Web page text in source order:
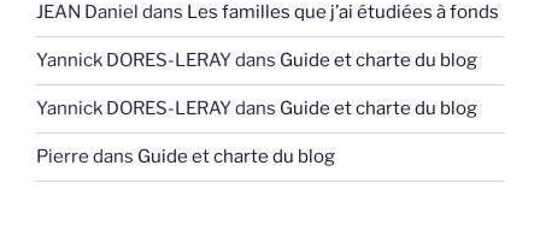
JEAN Daniel dans Les familles que j’ai étudiées à fonds
Yannick DORES-LERAYdans Guide et charte du blog
Yannick DORES-LERAYdans Guide et charte du blog
Pierre dans Guide et charte du blog